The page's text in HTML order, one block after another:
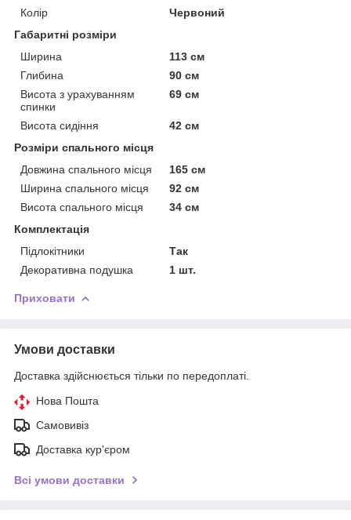
Колір
Червоний
Габаритні розміри
Ширина
113 см
Глибина
90 см
Висота з урахуванням
спинки
69 см
Висота сидіння
42 см
Розміри спального місця
Довжина спального місця
165 см
Ширина спального місця
92 см
Висота спального місця
34 см
Комплектація
Підлокітники
Так
Декоративна подушка
1 шт.
Приховати
Умови доставки
Доставка здійснюється тільки по передоплаті.
Нова Пошта
Самовивіз
Доставка кур'єром
Всі умови доставки